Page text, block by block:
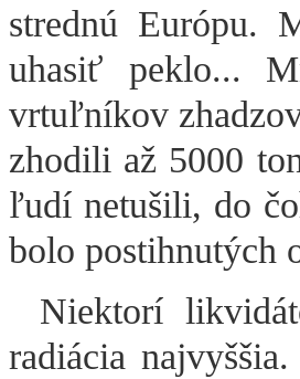
strednú Európu.
uhasiť peklo...
vrtuľníkov
zhodili až 5000
ľudí netušili, do
bolo postihnutých
Niektorí
radiácia